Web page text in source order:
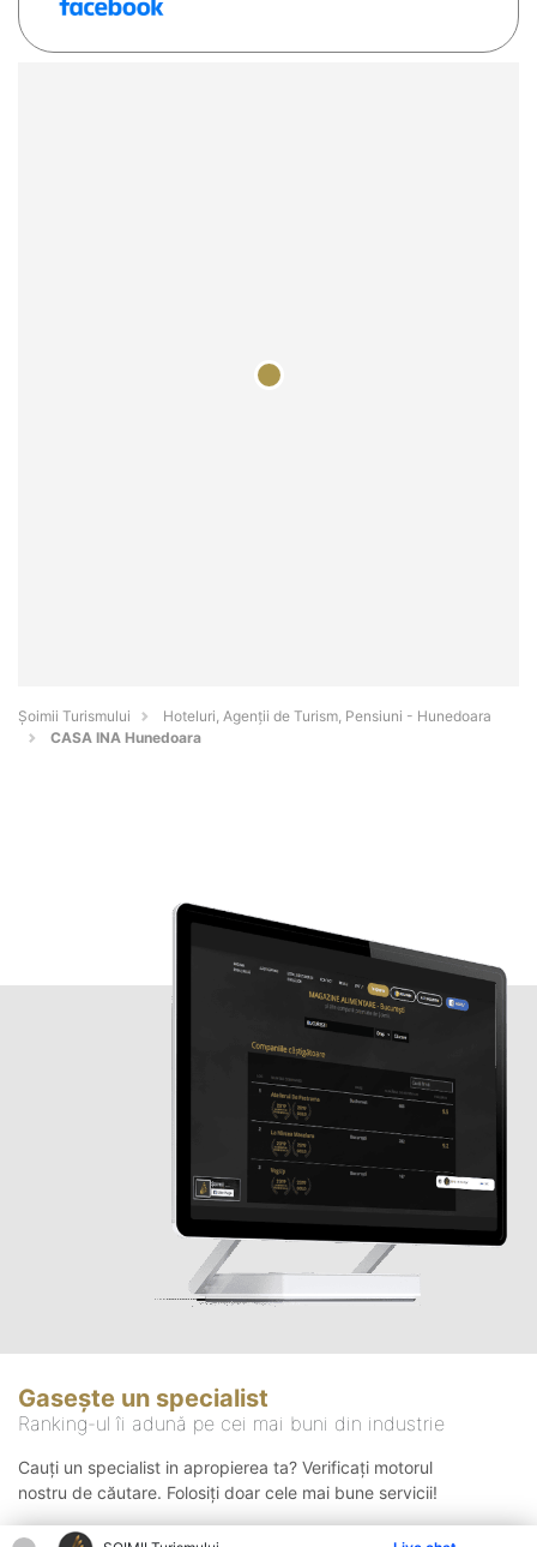
Șoimii Turismului
Hoteluri, Agenții de Turism, Pensiuni - Hunedoara
CASA INA Hunedoara
Gasește un specialist
Ranking-ul îi adună pe cei mai buni din industrie
Cauți un specialist in apropierea ta? Verificați motorul
nostru de căutare. Folosiți doar cele mai bune servicii!